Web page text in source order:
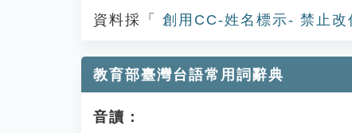
資料採「
創用CC-姓名標示- 禁止
教育部臺灣台語常用詞辭典
音讀：